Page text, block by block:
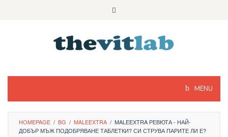
MENU
HOMEPAGE / BG / MALEEXTRA / MALEEXTRA РЕВЮТА - НАЙ-
ДОБЪР МЪЖ ПОДОБРЯВАНЕ ТАБЛЕТКИ? СИ СТРУВА ПАРИТЕ ЛИ Е?